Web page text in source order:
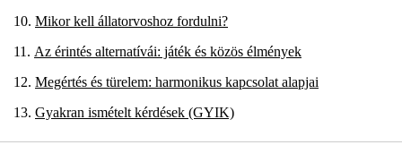
Mikor kell állatorvoshoz fordulni?
Az érintés alternatívái: játék és közös élmények
Megértés és türelem: harmonikus kapcsolat alapjai
Gyakran ismételt kérdések (GYIK)